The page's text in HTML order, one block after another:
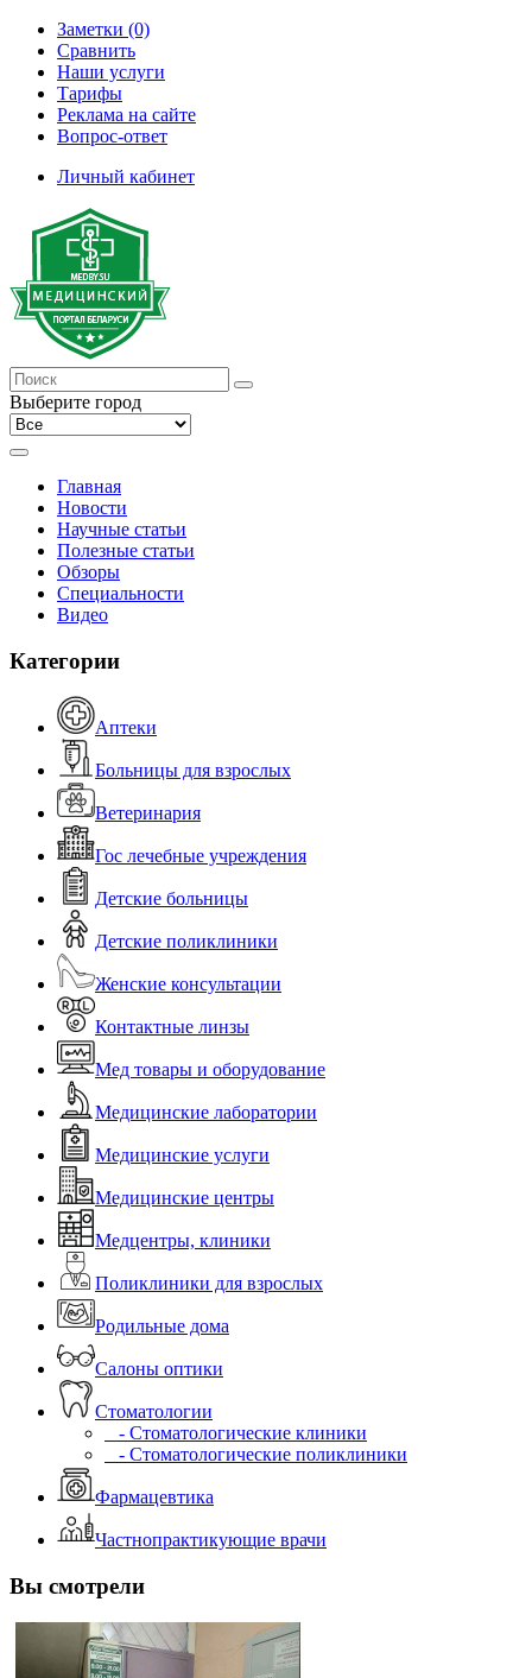
Заметки (0)
Сравнить
Наши услуги
Тарифы
Реклама на сайте
Вопрос-ответ
Личный кабинет
Выберите город
Главная
Новости
Научные статьи
Полезные статьи
Обзоры
Специальности
Видео
Категории
Аптеки
Больницы для взрослых
Ветеринария
Гос лечебные учреждения
Детские больницы
Детские поликлиники
Женские консультации
Контактные линзы
Мед товары и оборудование
Медицинские лаборатории
Медицинские услуги
Медицинские центры
Медцентры, клиники
Поликлиники для взрослых
Родильные дома
Салоны оптики
Стоматологии
- Стоматологические клиники
- Стоматологические поликлиники
Фармацевтика
Частнопрактикующие врачи
Вы смотрели